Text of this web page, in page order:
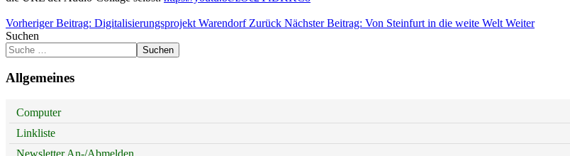
Vorheriger Beitrag: Digitalisierungsprojekt Warendorf Zurück Nächster Beitrag: Von Steinfurt in die weite Welt Weiter
Suchen
Suchen
Allgemeines
Computer
Linkliste
Newsletter An-/Abmelden